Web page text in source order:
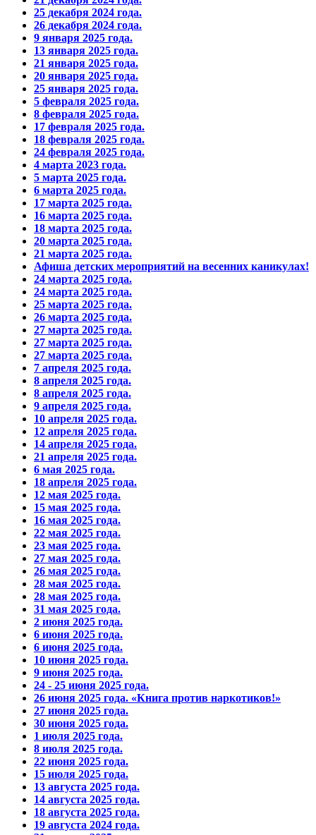
25 декабря 2024 года.
26 декабря 2024 года.
9 января 2025 года.
13 января 2025 года.
21 января 2025 года.
20 января 2025 года.
25 января 2025 года.
5 февраля 2025 года.
8 февраля 2025 года.
17 февраля 2025 года.
18 февраля 2025 года.
24 февраля 2025 года.
4 марта 2023 года.
5 марта 2025 года.
6 марта 2025 года.
17 марта 2025 года.
16 марта 2025 года.
18 марта 2025 года.
20 марта 2025 года.
21 марта 2025 года.
Афиша детских мероприятий на весенних каникулах!
24 марта 2025 года.
24 марта 2025 года.
25 марта 2025 года.
26 марта 2025 года.
27 марта 2025 года.
27 марта 2025 года.
27 марта 2025 года.
7 апреля 2025 года.
8 апреля 2025 года.
8 апреля 2025 года.
9 апреля 2025 года.
10 апреля 2025 года.
12 апреля 2025 года.
14 апреля 2025 года.
21 апреля 2025 года.
6 мая 2025 года.
18 апреля 2025 года.
12 мая 2025 года.
15 мая 2025 года.
16 мая 2025 года.
22 мая 2025 года.
23 мая 2025 года.
27 мая 2025 года.
26 мая 2025 года.
28 мая 2025 года.
28 мая 2025 года.
31 мая 2025 года.
2 июня 2025 года.
6 июня 2025 года.
6 июня 2025 года.
10 июня 2025 года.
9 июня 2025 года.
24 - 25 июня 2025 года.
26 июня 2025 года. «Книга против наркотиков!»
27 июня 2025 года.
30 июня 2025 года.
1 июля 2025 года.
8 июля 2025 года.
22 июня 2025 года.
15 июля 2025 года.
13 августа 2025 года.
14 августа 2025 года.
18 августа 2025 года.
19 августа 2024 года.